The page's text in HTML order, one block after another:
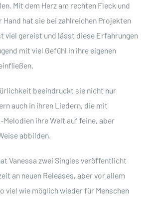
Mit dem Herz am rechten Fleck und
Hand hat sie bei zahlreichen Projekten
viel gereist und lässt diese Erfahrungen
mit viel Gefühl in ihre eigenen
beeindruckt sie nicht nur
auch in ihren Liedern, die mit
Melodien ihre Welt auf feine, aber
abbilden.
Vanessa zwei Singles veröffentlicht
an neuen Releases, aber vor allem
viel wie möglich wieder für Menschen